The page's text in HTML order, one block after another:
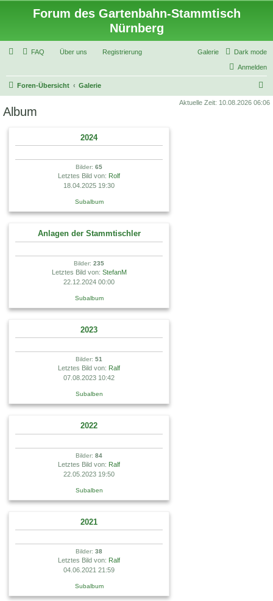
Forum des Gartenbahn-Stammtisch
Nürnberg
Dark mode
Galerie
FAQ Über uns Registrierung
Anmelden
Foren-Übersicht Galerie
u
Aktuelle Zeit: 10.08.2026 06:06
Album
2024
Bilder: 65
Letztes Bild von: Rolf
18.04.2025 19:30
Subalbum
Anlagen der Stammtischler
Bilder: 235
Letztes Bild von: StefanM
22.12.2024 00:00
Subalbum
2023
Bilder: 51
Letztes Bild von: Ralf
07.08.2023 10:42
Subalben
2022
Bilder: 84
Letztes Bild von: Ralf
22.05.2023 19:50
Subalben
2021
Bilder: 38
Letztes Bild von: Ralf
04.06.2021 21:59
Subalbum